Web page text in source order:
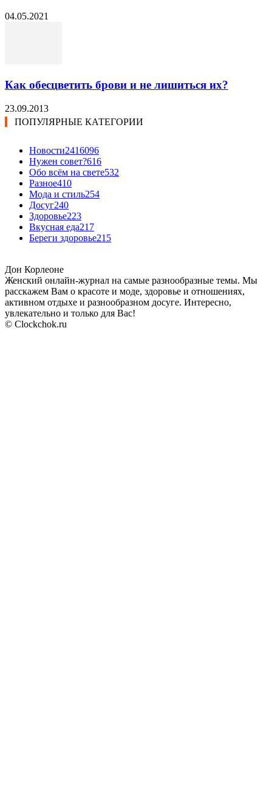
04.05.2021
Как обесцветить брови и не лишиться их?
23.09.2013
ПОПУЛЯРНЫЕ КАТЕГОРИИ
Новости2416096
Нужен совет?616
Обо всём на свете532
Разное410
Мода и стиль254
Досуг240
Здоровье223
Вкусная еда217
Береги здоровье215
Дон Корлеоне
Женский онлайн-журнал на самые разнообразные темы. Мы
расскажем Вам о красоте и моде, здоровье и отношениях,
активном отдыхе и разнообразном досуге. Интересно,
увлекательно и только для Вас!
© Clockchok.ru